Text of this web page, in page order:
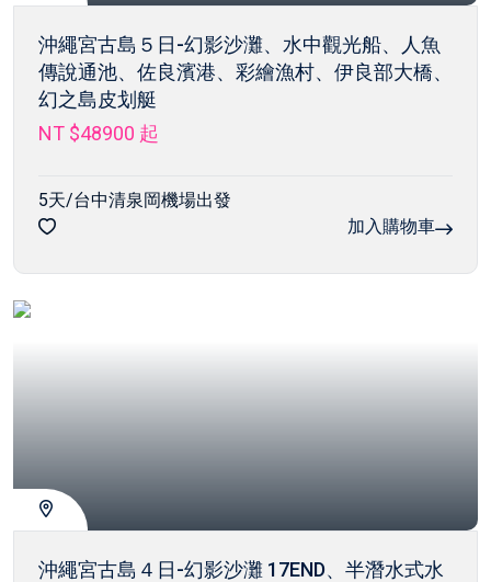
沖繩宮古島５日-幻影沙灘、水中觀光船、人魚
傳說通池、佐良濱港、彩繪漁村、伊良部大橋、
幻之島皮划艇
NT $48900 起
5天/台中清泉岡機場出發
加入購物車
沖繩宮古島４日-幻影沙灘 17END、半潛水式水